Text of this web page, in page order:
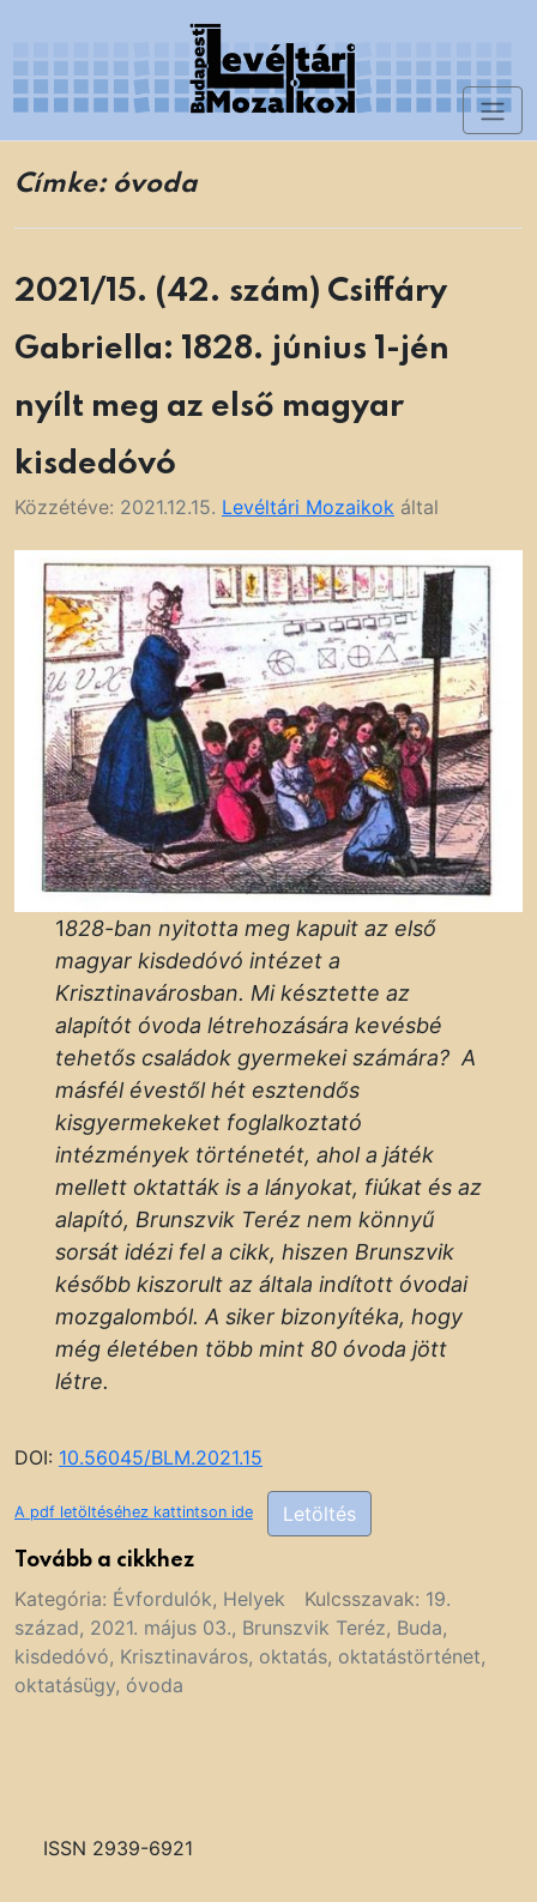
content
Címke: óvoda
2021/15. (42. szám) Csiffáry
Gabriella: 1828. június 1-jén
nyílt meg az első magyar
kisdedóvó
Közzétéve: 2021.12.15. Levéltári Mozaikok által
1828-ban nyitotta meg kapuit az első
magyar kisdedóvó intézet a
Krisztinavárosban. Mi késztette az
alapítót óvoda létrehozására kevésbé
tehetős családok gyermekei számára? A
másfél évestől hét esztendős
kisgyermekeket foglalkoztató
intézmények történetét, ahol a játék
mellett oktatták is a lányokat, fiúkat és az
alapító, Brunszvik Teréz nem könnyű
sorsát idézi fel a cikk, hiszen Brunszvik
később kiszorult az általa indított óvodai
mozgalomból. A siker bizonyítéka, hogy
még életében több mint 80 óvoda jött
létre.
DOI: 10.56045/BLM.2021.15
A pdf letöltéséhez kattintson ide Letöltés
Tovább a cikkhez
Kategória: Évfordulók, Helyek Kulcsszavak: 19.
század, 2021. május 03., Brunszvik Teréz, Buda,
kisdedóvó, Krisztinaváros, oktatás, oktatástörténet,
oktatásügy, óvoda
ISSN 2939-6921